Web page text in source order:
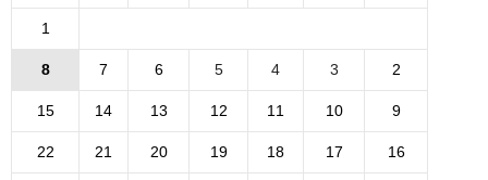
1
2
3
4
5
6
7
8
9
10
11
12
13
14
15
16
17
18
19
20
21
22